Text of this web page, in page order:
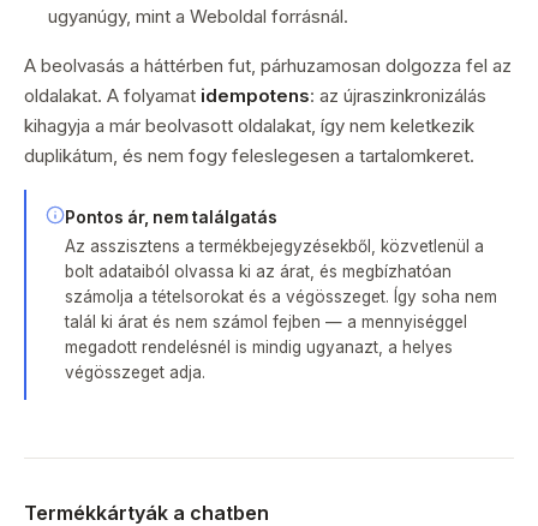
ugyanúgy, mint a Weboldal forrásnál.
A beolvasás a háttérben fut, párhuzamosan dolgozza fel az
oldalakat. A folyamat idempotens: az újraszinkronizálás
kihagyja a már beolvasott oldalakat, így nem keletkezik
duplikátum, és nem fogy feleslegesen a tartalomkeret.
Pontos ár, nem találgatás
Az asszisztens a termékbejegyzésekből, közvetlenül a
bolt adataiból olvassa ki az árat, és megbízhatóan
számolja a tételsorokat és a végösszeget. Így soha nem
talál ki árat és nem számol fejben — a mennyiséggel
megadott rendelésnél is mindig ugyanazt, a helyes
végösszeget adja.
Termékkártyák a chatben